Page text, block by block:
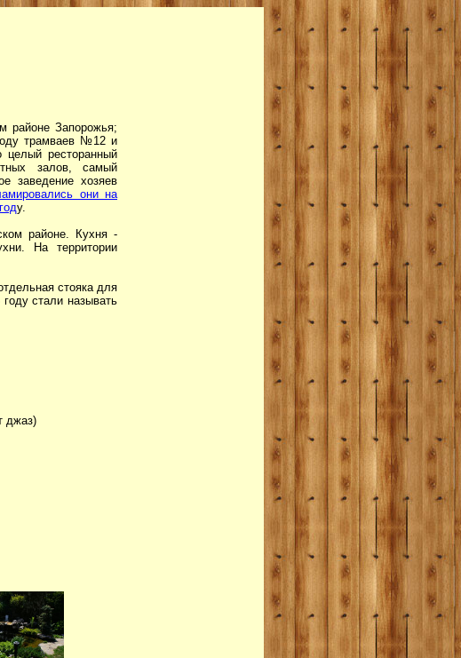
районе Запорожья;
трамваев №12 и
ресторанный
залов, самый
заведение хозяев
они на
у.
районе. Кухня -
На территории
стояка для
стали называть
джаз)